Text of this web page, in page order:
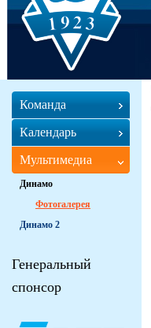
Команда
Календарь
Мультимедиа
Динамо
Фотогалерея
Динамо 2
Генеральный
спонсор